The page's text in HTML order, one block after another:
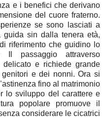
e i benefici che derivano
del cuore fraterno.
se sono lasciati a
guida sin dalla tenera età,
riferimento che guidino lo
Il passaggio attraverso
delicato e richiede grande
e dei nonni. Ora si
fino al matrimonio
lo sviluppo del carattere e
popolare promuove il
considerare le cicatrici